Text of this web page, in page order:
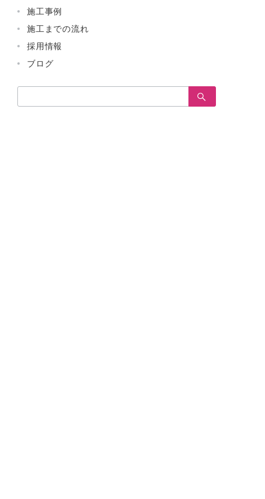
施工事例
施工までの流れ
採用情報
ブログ
索：